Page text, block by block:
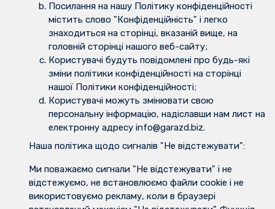
Посилання на нашу Політику конфіденційності
містить слово "Конфіденційність" і легко
знаходиться на сторінці, вказаній вище, на
головній сторінці нашого веб-сайту;
Користувачі будуть повідомлені про будь-які
зміни політики конфіденційності на сторінці
нашої Політики конфіденційності;
Користувачі можуть змінювати свою
персональну інформацію, надіславши нам лист на
електронну адресу info@garazd.biz.
Наша політика щодо сигналів "Не відстежувати":
Ми поважаємо сигнали "Не відстежувати" і не
відстежуємо, не встановлюємо файли cookie і не
використовуємо рекламу, коли в браузері